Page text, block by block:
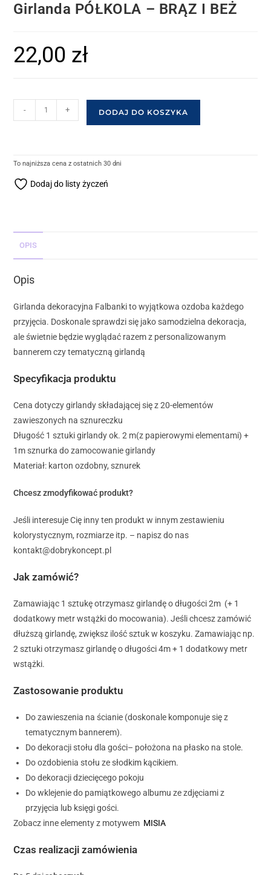
Girlanda PÓŁKOLA – BRĄZ I BEŻ
22,00 zł
- + DODAJ DO KOSZYKA
To najniższa cena z ostatnich 30 dni
Dodaj do listy życzeń
OPIS
Opis
Girlanda dekoracyjna Falbanki to wyjątkowa ozdoba każdego
przyjęcia. Doskonale sprawdzi się jako samodzielna dekoracja,
ale świetnie będzie wyglądać razem z personalizowanym
bannerem czy tematyczną girlandą
Specyfikacja produktu
Cena dotyczy girlandy składającej się z 20-elementów
zawieszonych na sznureczku
Długość 1 sztuki girlandy ok. 2 m(z papierowymi elementami) +
1m sznurka do zamocowanie girlandy
Materiał: karton ozdobny, sznurek
Chcesz zmodyfikować produkt?
Jeśli interesuje Cię inny ten produkt w innym zestawieniu
kolorystycznym, rozmiarze itp. – napisz do nas
kontakt@dobrykoncept.pl
Jak zamówić?
Zamawiając 1 sztukę otrzymasz girlandę o długości 2m (+ 1
dodatkowy metr wstążki do mocowania). Jeśli chcesz zamówić
dłuższą girlandę, zwiększ ilość sztuk w koszyku. Zamawiając np.
2 sztuki otrzymasz girlandę o długości 4m + 1 dodatkowy metr
wstążki.
Zastosowanie produktu
Do zawieszenia na ścianie (doskonale komponuje się z
tematycznym bannerem).
Do dekoracji stołu dla gości– położona na płasko na stole.
Do ozdobienia stołu ze słodkim kącikiem.
Do dekoracji dziecięcego pokoju
Do wklejenie do pamiątkowego albumu ze zdjęciami z
przyjęcia lub księgi gości.
Zobacz inne elementy z motywem MISIA
Czas realizacji zamówienia